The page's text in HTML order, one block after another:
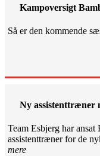
Kampoversigt
Så er den kommende
Ny assistenttræner
Team Esbjerg har
assistenttræner for de
mere